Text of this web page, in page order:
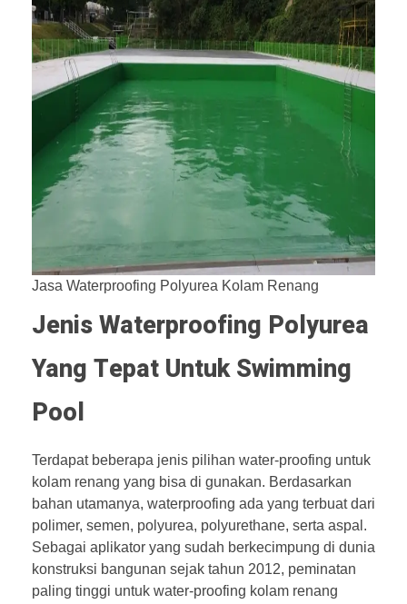
Jasa Waterproofing Polyurea Kolam Renang
Jenis Waterproofing Polyurea
Yang Tepat Untuk Swimming
Pool
Terdapat beberapa jenis pilihan water-proofing untuk
kolam renang yang bisa di gunakan. Berdasarkan
bahan utamanya, waterproofing ada yang terbuat dari
polimer, semen, polyurea, polyurethane, serta aspal.
Sebagai aplikator yang sudah berkecimpung di dunia
konstruksi bangunan sejak tahun 2012, peminatan
paling tinggi untuk water-proofing kolam renang